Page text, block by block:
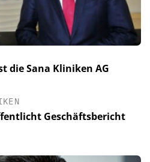
die Sana Kliniken AG
Geschäftsbericht